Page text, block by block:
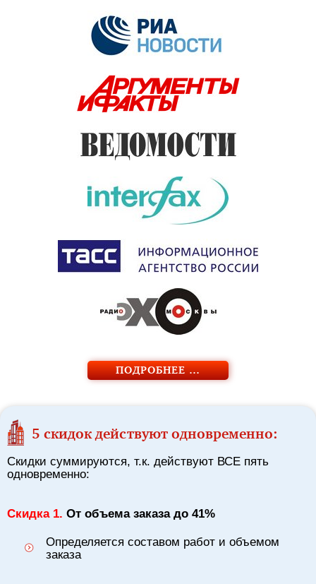
ПОДРОБНЕЕ …
5 скидок действуют одновременно:
Скидки суммируются, т.к. действуют ВСЕ пять
одновременно:
Скидка 1. От объема заказа до 41%
Определяется составом работ и объемом
заказа